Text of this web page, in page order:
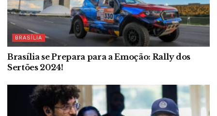
BRASÍLIA
Brasília se Prepara para a Emoção: Rally dos
Sertões 2024!